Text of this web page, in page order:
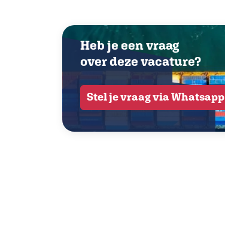
Heb je een vraag
over deze vacature?
Stel je vraag via Whatsapp